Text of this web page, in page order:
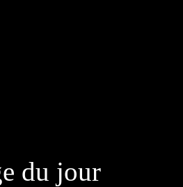
du jour